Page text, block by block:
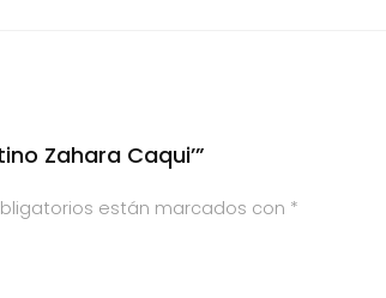
Zahara Caqui’”
están marcados con *